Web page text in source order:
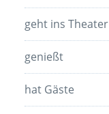
geht ins Theater
genießt
hat Gäste